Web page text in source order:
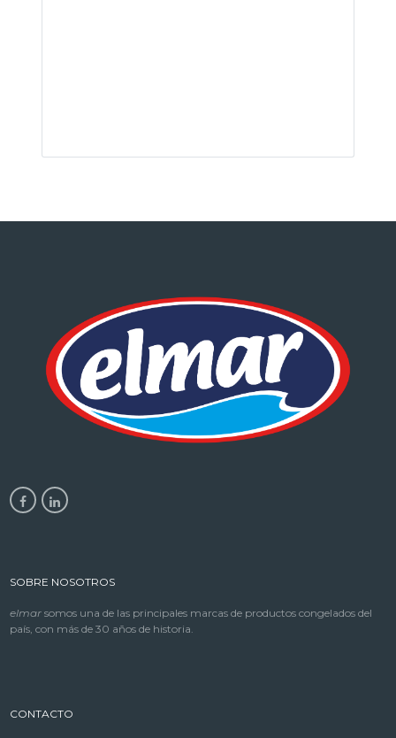
SOBRE NOSOTROS
elmar somos una de las principales marcas de productos congelados del
país, con más de 30 años de historia.
CONTACTO